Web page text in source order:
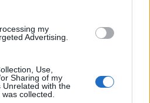
my
Advertising.
Use,
Sharing of my
Unrelated with the
collected.